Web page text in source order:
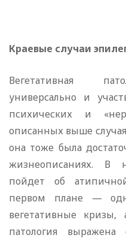
Краевые случаи
Вегетативная
универсально и
психических и
описанных выше
она тоже была
жизнеописаниях. В
пойдет об
первом плане —
вегетативные кризы,
патология